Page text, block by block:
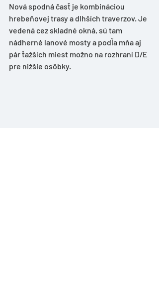
Nová spodná časť je kombináciou
hrebeňovej trasy a dlhších traverzov. Je
vedená cez skladné okná, sú tam
nádherné lanové mosty a podľa mňa aj
pár ťažších miest možno na rozhraní D/E
pre nižšie osôbky.